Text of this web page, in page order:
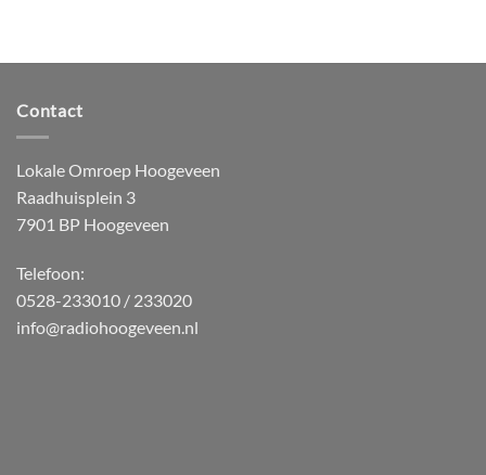
Contact
Lokale Omroep Hoogeveen
Raadhuisplein 3
7901 BP Hoogeveen
Telefoon:
0528-233010 / 233020
info@radiohoogeveen.nl